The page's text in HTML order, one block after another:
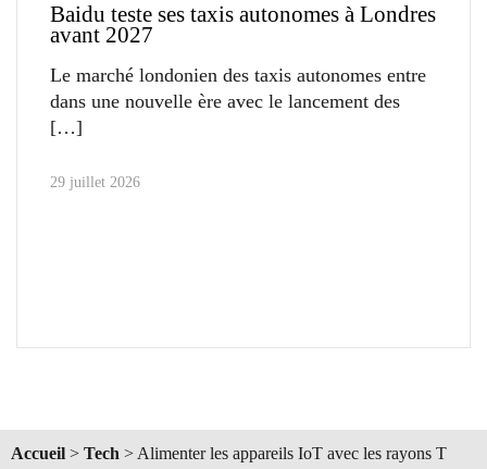
Baidu teste ses taxis autonomes à Londres
avant 2027
Le marché londonien des taxis autonomes entre
dans une nouvelle ère avec le lancement des
29 juillet 2026
Accueil > Tech > Alimenter les appareils IoT avec les rayons T